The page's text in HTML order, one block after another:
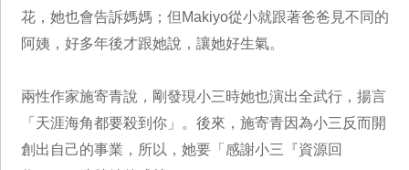
花，她也會告訴媽媽；但Makiyo從小就跟著爸爸見不同的
阿姨，好多年後才跟她說，讓她好生氣。
兩性作家施寄青說，剛發現小三時她也演出全武行，揚言
「天涯海角都要殺到你」。後來，施寄青因為小三反而開
創出自己的事業，所以，她要「感謝小三『資源回